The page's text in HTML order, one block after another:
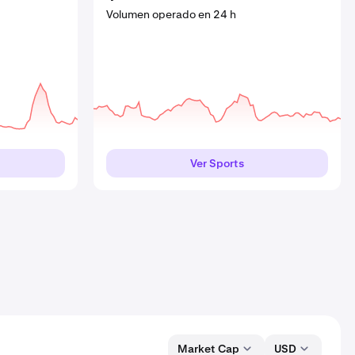
Volumen operado en 24 h
Ver Sports
Volumen operado en 24 h
Ver Real World Assets
Volumen operado en 24 h
Ver Bitcoin Sidechains
Market Cap USD